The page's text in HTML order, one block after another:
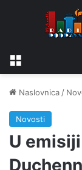
Izbornik
Naslovnica /
Novosti
U